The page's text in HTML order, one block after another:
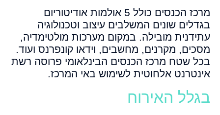
מרכז הכנסים כולל 5 אולמות אודיטוריום
בגדלים שונים המשלבים עיצוב וטכנולוגיה
עתידנית מובילה. במקום מערכות מולטימדיה,
מסכים, מקרנים, מחשבים, וידאו קונפרנס ועוד.
בכל שטח מרכז הכנסים הבינלאומי פרוסה רשת
אינטרנט אלחוטית לשימוש באי המרכז.
בגלל האירוח